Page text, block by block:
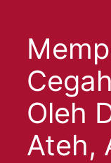
Oleh
Ateh,